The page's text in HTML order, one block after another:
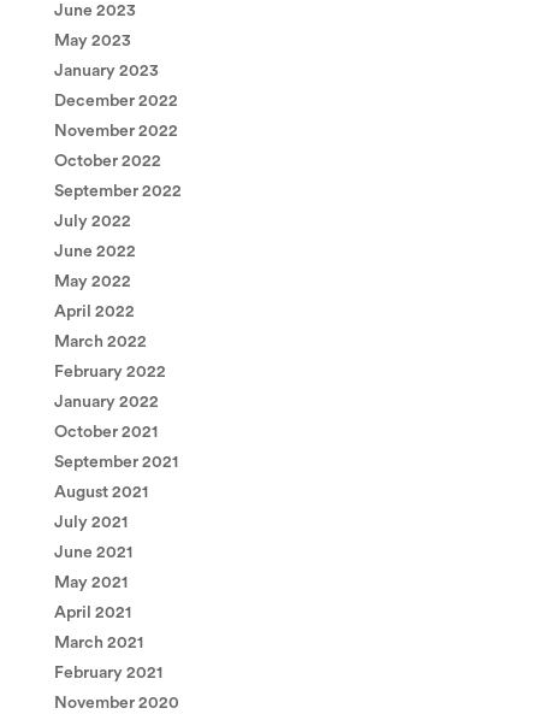
June 2023
May 2023
January 2023
December 2022
November 2022
October 2022
September 2022
July 2022
June 2022
May 2022
April 2022
March 2022
February 2022
January 2022
October 2021
September 2021
August 2021
July 2021
June 2021
May 2021
April 2021
March 2021
February 2021
November 2020